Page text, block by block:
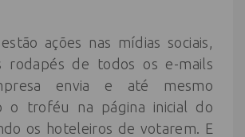
ações nas mídias sociais,
rodapés de todos os e-mails
envia e até mesmo
o troféu na página inicial do
os hoteleiros de votarem. E